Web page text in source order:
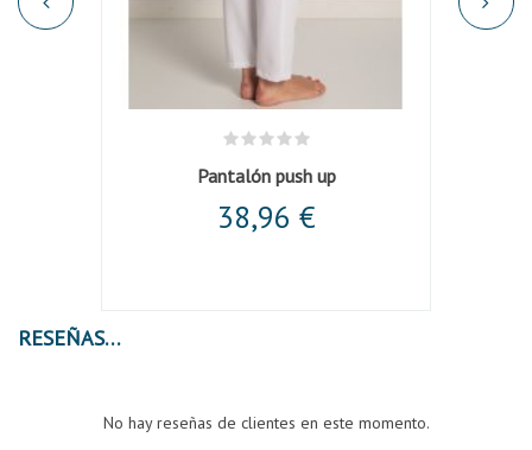
Pantalón push up
38,96 €
RESEÑAS
No hay reseñas de clientes en este momento.